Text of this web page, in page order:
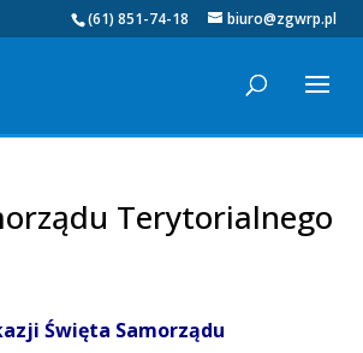
(61) 851-74-18 biuro@zgwrp.pl
Terytorialnego
Święta Samorządu